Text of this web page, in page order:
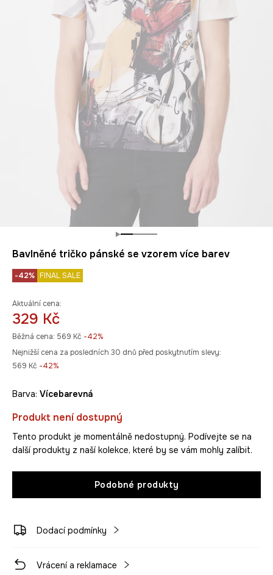
Bavlněné tričko pánské se vzorem více barev
-42% FINAL SALE
Aktuální cena:
329 Kč
Běžná cena: 569 Kč -42%
Nejnižší cena za posledních 30 dnů před poskytnutím slevy:
569 Kč -42%
Barva: vícebarevná
Produkt není dostupný
Tento produkt je momentálně nedostupný. Podívejte se na
další produkty z naší kolekce, které by se vám mohly zalíbit.
Podobné produkty
Dodací podmínky
Vrácení a reklamace